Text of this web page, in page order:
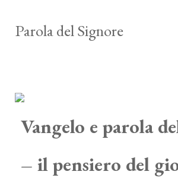
Parola del Signore
Vangelo e parola
– il pensiero del